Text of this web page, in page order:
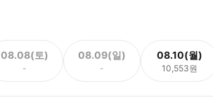
08.08(토)
-
08.09(일)
-
08.10(월)
10,553원